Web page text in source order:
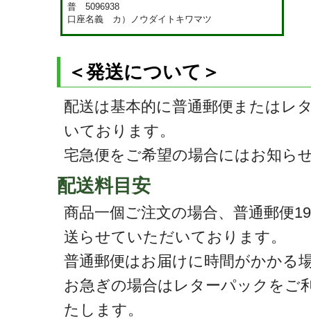
普 5096938
口座名義 カ）ノウダイトキワマツ
＜発送について＞
配送は基本的に普通郵便またはレ
いております。
宅急便をご希望の場合にはお知ら
配送料目安
商品一個ご注文の場合、普通郵便
送らせていただいております。
普通郵便はお届けに時間がかかる
お急ぎの場合はレターパックをご
たします。